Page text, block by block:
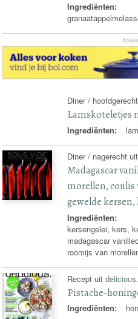
Ingrediënten:
Diner /
Lamskoteletjes
Ingrediënten:
Diner / nagerecht
Madagascar
morellen, coulis
gewelde
Ingrediënten:
kersengelei, kers,
madagascar
roomijs van
Recept uit
Pistache-
Ingrediënten: